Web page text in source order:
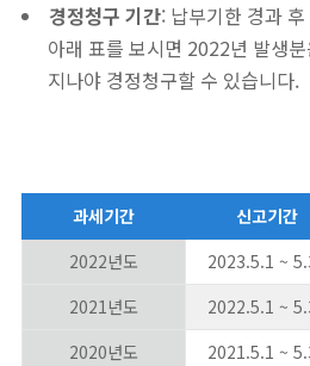
경정청구 기간: 납부기한 경과
아래 표를 보시면 2022년 발생
지나야 경정청구할 수 있습니다.
과세기간 신고기간
2022년도
2023.5.1 ~
2021년도
2022.5.1 ~
2020년도
2021.5.1 ~